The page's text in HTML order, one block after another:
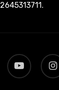
2645313711.
youtube